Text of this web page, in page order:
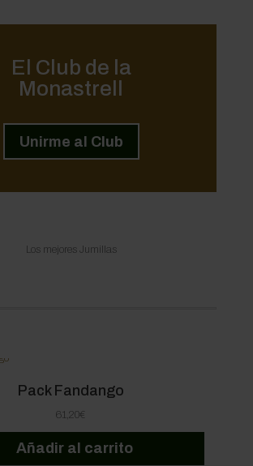
El Club de la
Monastrell
Unirme al Club
Los mejores Jumillas
Pack Fandango
61,20€
Añadir al carrito